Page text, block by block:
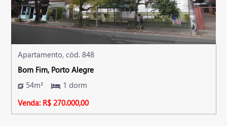
Apartamento, cód. 848
Bom Fim, Porto Alegre
54m²
1 dorm
Venda: R$ 270.000,00